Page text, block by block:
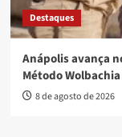
Destaques
Anápolis avança
Método Wolbachia
8 de agosto de 2026